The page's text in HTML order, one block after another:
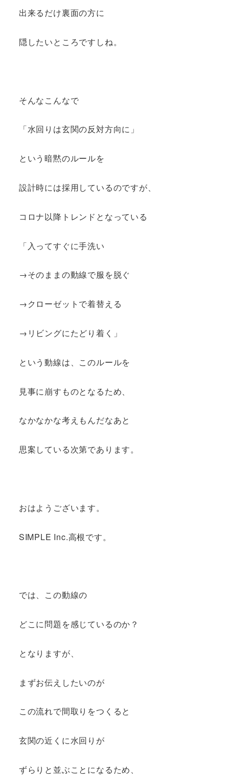
出来るだけ裏面の方に
隠したいところですしね。
そんなこんなで
「水回りは玄関の反対方向に」
という暗黙のルールを
設計時には採用しているのですが、
コロナ以降トレンドとなっている
「入ってすぐに手洗い
→そのままの動線で服を脱ぐ
→クローゼットで着替える
→リビングにたどり着く」
という動線は、このルールを
見事に崩すものとなるため、
なかなかな考えもんだなあと
思案している次第であります。
おはようございます。
SIMPLE Inc.高根です。
では、この動線の
どこに問題を感じているのか？
となりますが、
まずお伝えしたいのが
この流れで間取りをつくると
玄関の近くに水回りが
ずらりと並ぶことになるため、